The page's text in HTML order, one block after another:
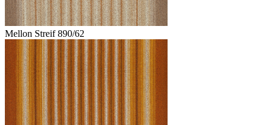
Mellon Streif 890/62